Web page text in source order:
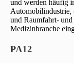
und werden häufig
Automobilindustrie,
und Raumfahrt-
Medizinbranche
PA12